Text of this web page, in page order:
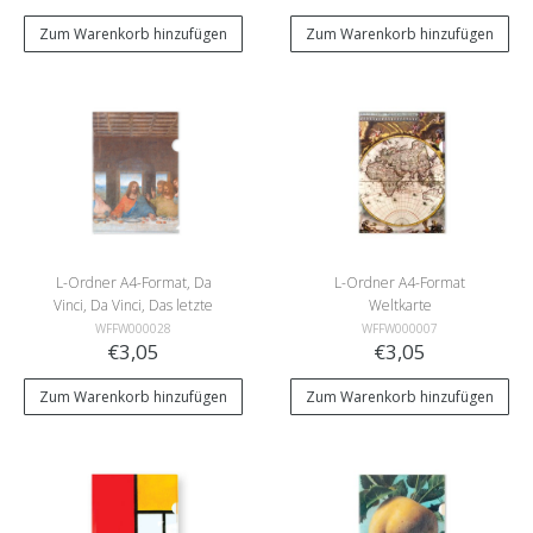
Zum Warenkorb hinzufügen Zum Warenkorb hinzufügen
L-Ordner A4-Format, Da
Vinci, Da Vinci, Das letzte
Abendmahl
WFFW000028
€3,05
Zum Warenkorb hinzufügen
L-Ordner A4-Format
Weltkarte
WFFW000007
€3,05
Zum Warenkorb hinzufügen